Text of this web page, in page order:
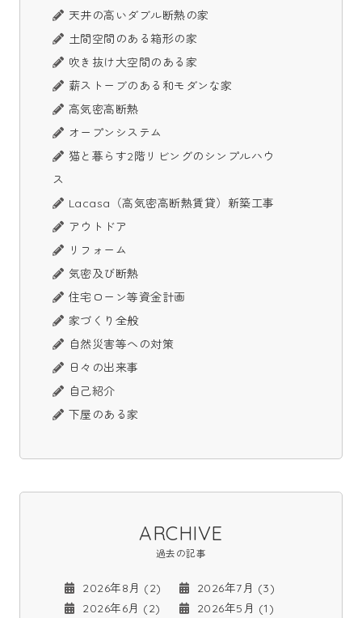
天井の高いダブル断熱の家
土間空間のある箱形の家
吹き抜け大空間のある家
薪ストーブのある和モダンな家
高気密高断熱
オープンシステム
猫と暮らす2階リビングのシンプルハウ
ス
Lacasa（高気密高断熱賃貸）新築工事
アウトドア
リフォーム
気密及び断熱
住宅ローン等資金計画
家づくり全般
自然災害等への対策
日々の出来事
自己紹介
下屋のある家
ARCHIVE
過去の記事
2026年8月 (2)
2026年7月 (3)
2026年6月 (2)
2026年5月 (1)